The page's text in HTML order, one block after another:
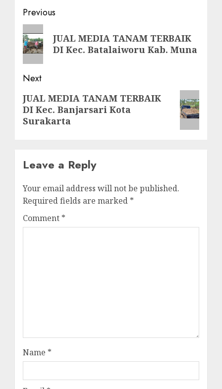
Post
navigation
Previous
Previous
post:
JUAL MEDIA TANAM TERBAIK
DI Kec. Batalaiworu Kab. Muna
Next
Next
post:
JUAL MEDIA TANAM TERBAIK
DI Kec. Banjarsari Kota
Surakarta
Leave a Reply
Your email address will not be published.
Required fields are marked *
Comment *
Name *